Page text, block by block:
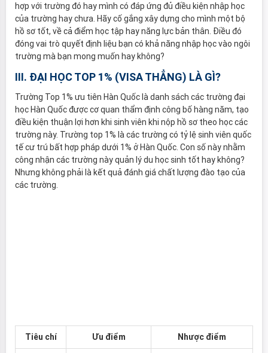
hợp với trường đó hay mình có đáp ứng đủ điều kiện nhập học
của trường hay chưa. Hãy cố gắng xây dựng cho mình một bộ
hồ sơ tốt, về cả điểm học tập hay năng lực bản thân. Điều đó
đóng vai trò quyết định liệu bạn có khả năng nhập học vào ngôi
trường mà bạn mong muốn hay không?
III. ĐẠI HỌC TOP 1% (VISA THẲNG) LÀ GÌ?
Trường Top 1% ưu tiên Hàn Quốc là danh sách các trường đại
học Hàn Quốc được cơ quan thẩm định công bố hàng năm, tạo
điều kiện thuận lợi hơn khi sinh viên khi nộp hồ sơ theo học các
trường này. Trường top 1% là các trường có tỷ lệ sinh viên quốc
tế cư trú bất hợp pháp dưới 1% ở Hàn Quốc. Con số này nhằm
công nhận các trường này quản lý du học sinh tốt hay không?
Nhưng không phải là kết quả đánh giá chất lượng đào tạo của
các trường.
Tiêu chí Ưu điểm Nhược điểm